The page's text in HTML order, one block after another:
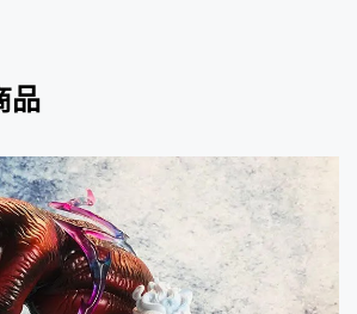
品